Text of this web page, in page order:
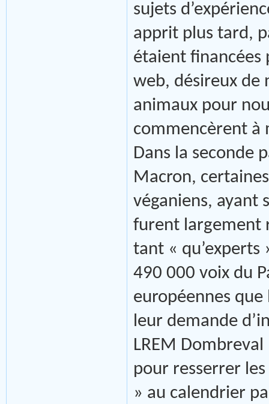
sujets
apprit plus tard,
étaient financées
web, désireux de
animaux pour
commencèrent à
Dans la seconde
Macron,
véganiens, ayant
furent largement
tant « qu’experts
490 000 voix du
européennes que
leur demande
LREM
pour resserrer
» au calendrier